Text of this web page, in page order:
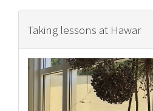
Taking lessons at Hawar